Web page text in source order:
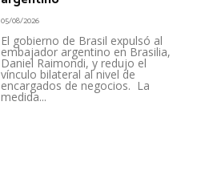
05/08/2026
El gobierno de Brasil expulsó al
embajador argentino en Brasilia,
Daniel Raimondi, y redujo el
vínculo bilateral al nivel de
encargados de negocios. La
medida...